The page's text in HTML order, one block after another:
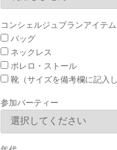
コンシェルジュプランアイテム
バッグ
ネックレス
ボレロ・ストール
靴（サイズを備考欄に記入
参加パーティー